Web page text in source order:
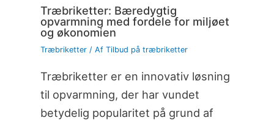
Træbriketter: Bæredygtig
opvarmning med fordele for miljøet
og økonomien
Træbriketter/ Af Tilbud på træbriketter
Træbriketter er en innovativ løsning
til opvarmning, der har vundet
betydelig popularitet på grund af